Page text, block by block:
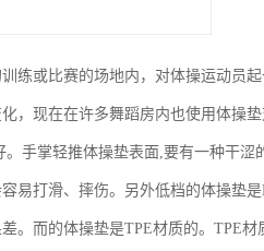
练或比赛的场地内，对体操运动员
，现在在许多舞蹈房内也使用体操
手掌轻推体操垫表面,要有一种干
易打滑、摔伤。另外低档的体操垫
。而的体操垫是TPE材质的。TPE